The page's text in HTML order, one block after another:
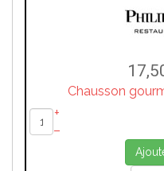
Chausson
+
–